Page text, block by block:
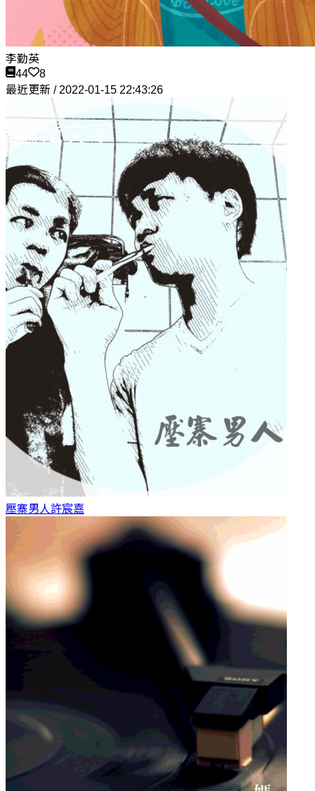
李勤英
44
8
最近更新 / 2022-01-15 22:43:26
壓寨男人許宸嘉